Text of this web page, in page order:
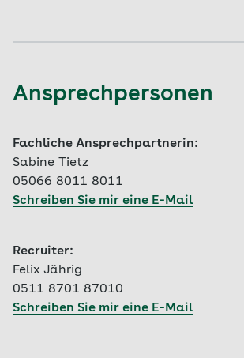
Ansprechpersonen
Fachliche Ansprechpartnerin:
Sabine Tietz
05066 8011 8011
Schreiben Sie mir eine E-Mail
Recruiter:
Felix Jährig
0511 8701 87010
Schreiben Sie mir eine E-Mail